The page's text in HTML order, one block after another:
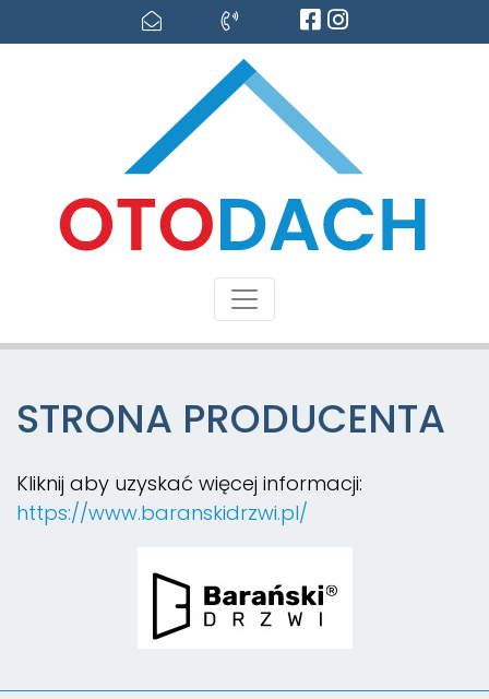
STRONA PRODUCENTA
Kliknij aby uzyskać więcej informacji:
https://www.baranskidrzwi.pl/